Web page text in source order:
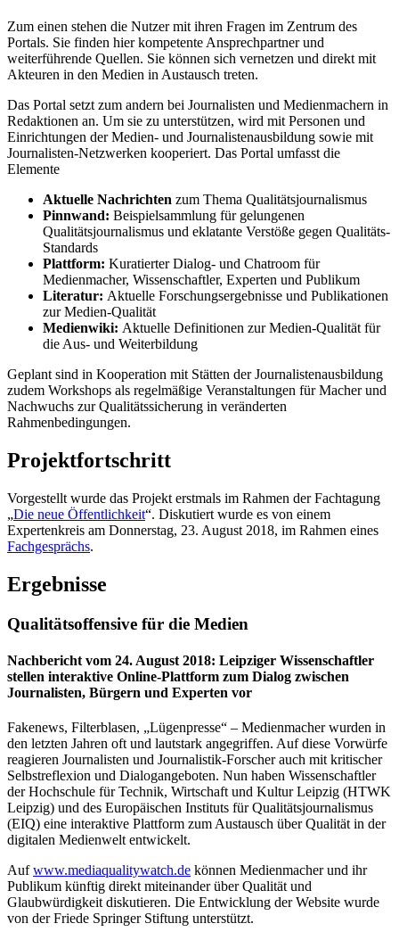
Zum einen stehen die Nutzer mit ihren Fragen im Zentrum des
Portals. Sie finden hier kompetente Ansprechpartner und
weiterführende Quellen. Sie können sich vernetzen und direkt mit
Akteuren in den Medien in Austausch treten.
Das Portal setzt zum andern bei Journalisten und Medienmachern in
Redaktionen an. Um sie zu unterstützen, wird mit Personen und
Einrichtungen der Medien- und Journalistenausbildung sowie mit
Journalisten-Netzwerken kooperiert. Das Portal umfasst die
Elemente
Aktuelle Nachrichten zum Thema Qualitätsjournalismus
Pinnwand: Beispielsammlung für gelungenen
Qualitätsjournalismus und eklatante Verstöße gegen Qualitäts-
Standards
Plattform: Kuratierter Dialog- und Chatroom für
Medienmacher, Wissenschaftler, Experten und Publikum
Literatur: Aktuelle Forschungsergebnisse und Publikationen
zur Medien-Qualität
Medienwiki: Aktuelle Definitionen zur Medien-Qualität für
die Aus- und Weiterbildung
Geplant sind in Kooperation mit Stätten der Journalistenausbildung
zudem Workshops als regelmäßige Veranstaltungen für Macher und
Nachwuchs zur Qualitätssicherung in veränderten
Rahmenbedingungen.
Projektfortschritt
Vorgestellt wurde das Projekt erstmals im Rahmen der Fachtagung
„Die neue Öffentlichkeit“. Diskutiert wurde es von einem
Expertenkreis am Donnerstag, 23. August 2018, im Rahmen eines
Fachgesprächs.
Ergebnisse
Qualitätsoffensive für die Medien
Nachbericht vom 24. August 2018: Leipziger Wissenschaftler
stellen interaktive Online-Plattform zum Dialog zwischen
Journalisten, Bürgern und Experten vor
Fakenews, Filterblasen, „Lügenpresse“ – Medienmacher wurden in
den letzten Jahren oft und lautstark angegriffen. Auf diese Vorwürfe
reagieren Journalisten und Journalistik-Forscher auch mit kritischer
Selbstreflexion und Dialogangeboten. Nun haben Wissenschaftler
der Hochschule für Technik, Wirtschaft und Kultur Leipzig (HTWK
Leipzig) und des Europäischen Instituts für Qualitätsjournalismus
(EIQ) eine interaktive Plattform zum Austausch über Qualität in der
digitalen Medienwelt entwickelt.
Aufwww.mediaqualitywatch.de können Medienmacher und ihr
Publikum künftig direkt miteinander über Qualität und
Glaubwürdigkeit diskutieren. Die Entwicklung der Website wurde
von der Friede Springer Stiftung unterstützt.